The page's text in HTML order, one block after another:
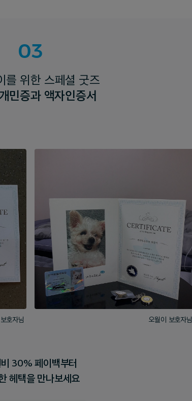
03
를 위한 스페셜 굿즈
민증과 액자인증서
호자님 오월이 보호자님
30% 페이백부터
헤택을 만나보세요